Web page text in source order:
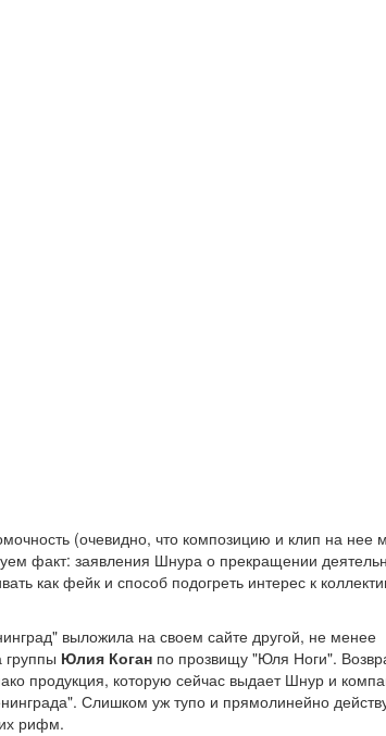
(очевидно, что композицию и клип на нее
факт: заявления Шнура о прекращении
как фейк и способ подогреть интерес к
выложила на своем сайте другой, не менее
группы Юлия Коган по прозвищу "Юля Ноги".
продукция, которую сейчас выдает Шнур и
Слишком уж тупо и прямолинейно
рифм.